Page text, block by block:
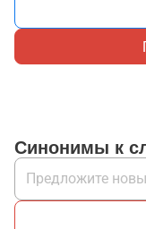
Синонимы к